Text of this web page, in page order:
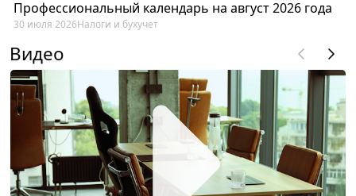
Профессиональный календарь на август 2026 года
30 июля 2026Налоги и бухучет
Видео